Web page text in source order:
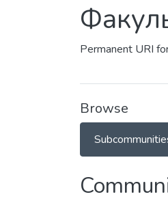
Permanent URI
Browse